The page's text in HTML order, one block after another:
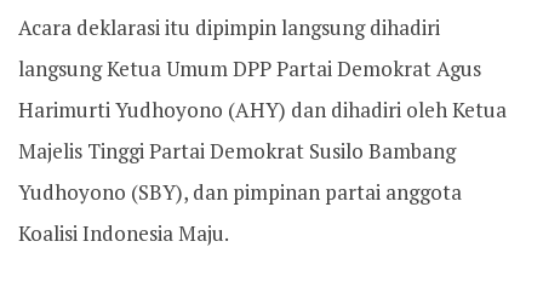
Acara deklarasi itu dipimpin langsung dihadiri
langsung Ketua Umum DPP Partai Demokrat Agus
Harimurti Yudhoyono (AHY) dan dihadiri oleh Ketua
Majelis Tinggi Partai Demokrat Susilo Bambang
Yudhoyono (SBY), dan pimpinan partai anggota
Koalisi Indonesia Maju.